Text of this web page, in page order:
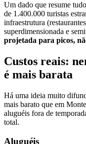
Um dado que resume
de 1.400.000 turistas
infraestrutura
superdimensionada e
projetada para picos,
Custos reais:
é mais barata
Há uma ideia muito
mais barato que em
aluguéis fora de
total.
Aluguéis